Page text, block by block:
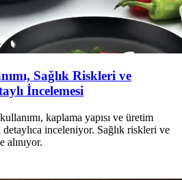
Sağlık Riskleri ve
İncelemesi
kaplama yapısı ve üretim
inceleniyor. Sağlık riskleri ve
alınıyor.